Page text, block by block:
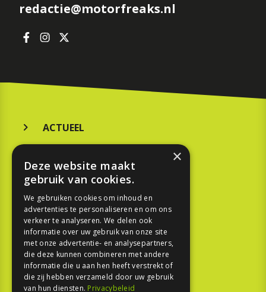
redactie@motorfreaks.nl
ACTUEEL
KOOPGIDS
TESTEN
SPORT
REPORTAGE
TOUREN
×
Deze website maakt
gebruik van cookies.
We gebruiken cookies om inhoud en
advertenties te personaliseren en om ons
verkeer te analyseren. We delen ook
informatie over uw gebruik van onze site
met onze advertentie- en analysepartners,
die deze kunnen combineren met andere
informatie die u aan hen heeft verstrekt of
die zij hebben verzameld door uw gebruik
van hun diensten. Privacybeleid